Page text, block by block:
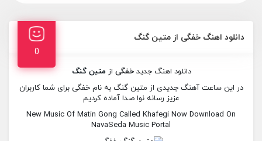
دانلود اهنگ خفگی از متین گنگ
0
دانلود اهنگ جدید خفگی از متین گنگ
در این ساعت آهنگ جدیدی از متین گنگ به نام خفگی برای شما کاربران
عزیز رسانه نوا صدا آماده کردیم
New Music Of Matin Gong Called Khafegi Now Download On
NavaSeda Music Portal